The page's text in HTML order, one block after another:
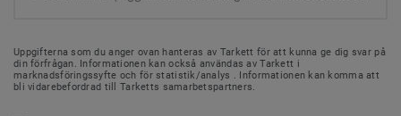
Uppgifterna som du anger ovan hanteras av Tarkett för att kunna ge dig svar på
din förfrågan. Informationen kan också användas av Tarkett i
marknadsföringssyfte och för statistik/analys . Informationen kan komma att
bli vidarebefordrad till Tarketts samarbetspartners.